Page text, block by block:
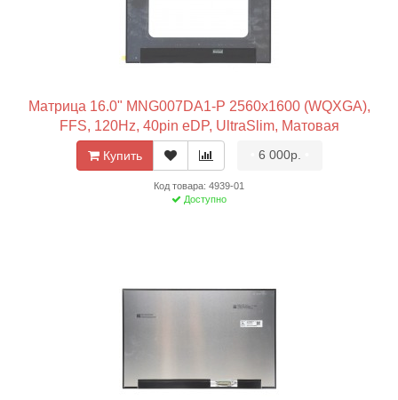
Матрица 16.0" MNG007DA1-P 2560x1600 (WQXGA),
FFS, 120Hz, 40pin eDP, UltraSlim, Матовая
Купить 6 000р.
Код товара: 4939-01
Доступно